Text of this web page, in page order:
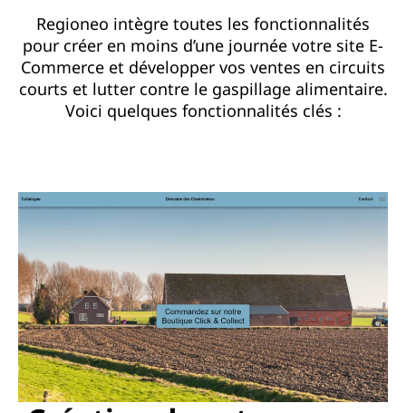
Regioneo intègre toutes les fonctionnalités
pour créer en moins d’une journée votre site E-
Commerce et développer vos ventes en circuits
courts et lutter contre le gaspillage alimentaire.
Voici quelques fonctionnalités clés :